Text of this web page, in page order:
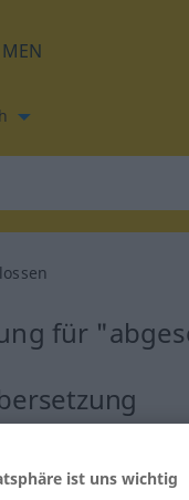
für
ist uns wichtig